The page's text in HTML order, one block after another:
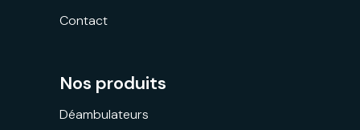
Contact
Nos produits
Déambulateurs